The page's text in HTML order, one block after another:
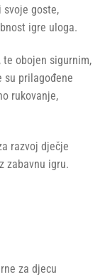
goste,
igre uloga.
te obojen sigurnim,
su prilagođene
rukovanje,
razvoj dječje
zabavnu igru.
za djecu